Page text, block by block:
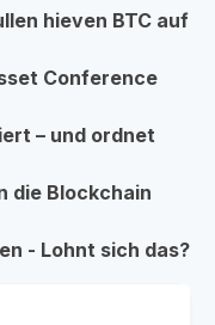
hieven BTC auf
Conference
– und ordnet
die Blockchain
- Lohnt sich das?